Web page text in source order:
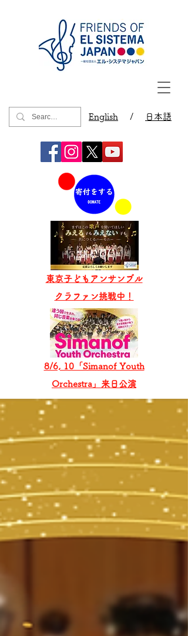
English / 日本語
8/6, 10「Simanof Youth
Orchestra」来日公演
東京子どもアンサンブル
​クラファン挑戦中！